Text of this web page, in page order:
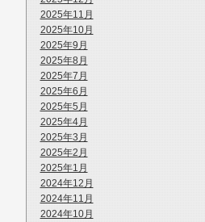
2025年11月
2025年10月
2025年9月
2025年8月
2025年7月
2025年6月
2025年5月
2025年4月
2025年3月
2025年2月
2025年1月
2024年12月
2024年11月
2024年10月